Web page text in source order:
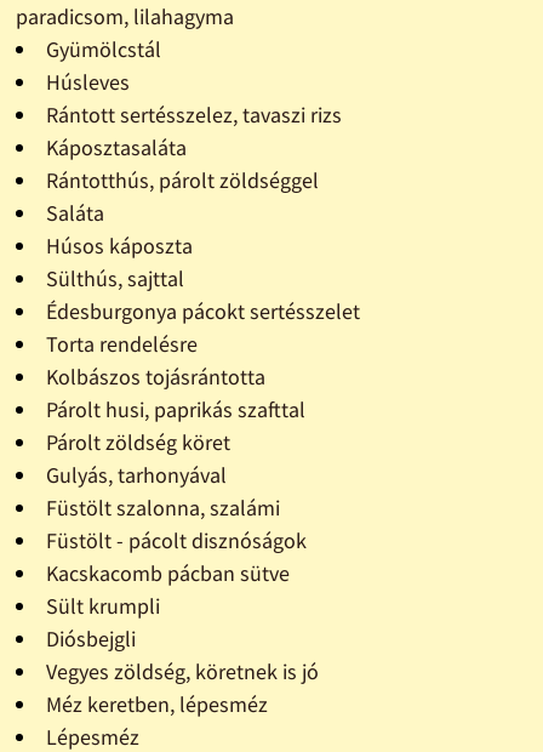
paradicsom, lilahagyma
Gyümölcstál
Húsleves
Rántott sertésszelez, tavaszi rizs
Káposztasaláta
Rántotthús, párolt zöldséggel
Saláta
Húsos káposzta
Sülthús, sajttal
Édesburgonya pácokt sertésszelet
Torta rendelésre
Kolbászos tojásrántotta
Párolt husi, paprikás szafttal
Párolt zöldség köret
Gulyás, tarhonyával
Füstölt szalonna, szalámi
Füstölt - pácolt disznóságok
Kacskacomb pácban sütve
Sült krumpli
Diósbejgli
Vegyes zöldség, köretnek is jó
Méz keretben, lépesméz
Lépesméz